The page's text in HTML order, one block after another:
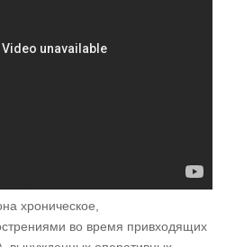
хроническое,
во время привходящих